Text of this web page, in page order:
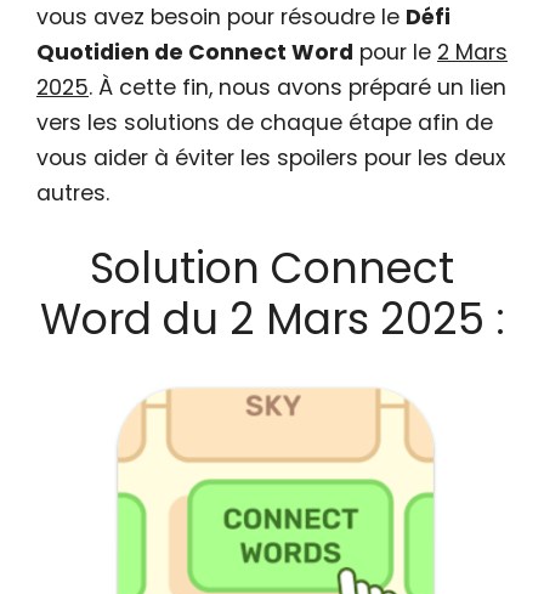
vous avez besoin pour résoudre le Défi
Quotidien de Connect Word pour le 2 Mars
2025. À cette fin, nous avons préparé un lien
vers les solutions de chaque étape afin de
vous aider à éviter les spoilers pour les deux
autres.
Solution Connect
Word du 2 Mars 2025 :